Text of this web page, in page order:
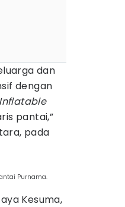
dan
dengan
pantai,”
pada
Purnama.
Kesuma,